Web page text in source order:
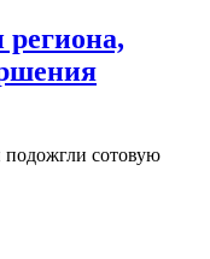
подожгли сотовую